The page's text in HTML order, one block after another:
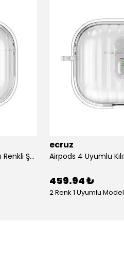
Airpods 4 Uyumlu Kılıf Kenarları Renkli Şeffaf Dilimli Silikon Ecruz Airbag 40 Uyumlu Kılıf
ecruz
459.94 ₺
2 Renk 1 Uyumlu Model